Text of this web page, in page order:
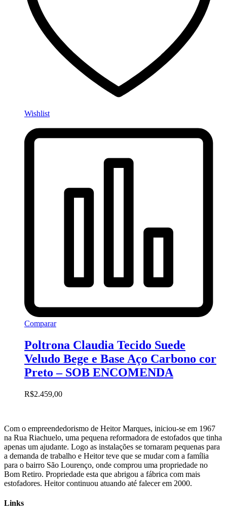
Wishlist
Comparar
Poltrona Claudia Tecido Suede
Veludo Bege e Base Aço Carbono cor
Preto – SOB ENCOMENDA
R$2.459,00
Com o empreendedorismo de Heitor Marques, iniciou-se em 1967
na Rua Riachuelo, uma pequena reformadora de estofados que tinha
apenas um ajudante. Logo as instalações se tornaram pequenas para
a demanda de trabalho e Heitor teve que se mudar com a família
para o bairro São Lourenço, onde comprou uma propriedade no
Bom Retiro. Propriedade esta que abrigou a fábrica com mais
estofadores. Heitor continuou atuando até falecer em 2000.
Links